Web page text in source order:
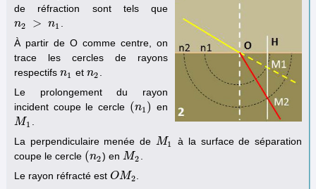
de réfraction sont tels que
n2 > n1
n2 > n
À partir de O comme centre, on
trace les cercles de rayons
respectifs n1
n1 etn2
n2
Le prolongement du rayon
incident coupe le cercle (n1 )
(n1)
en
M1
M1
La perpendiculaire menée de M1
M1
à la surface de séparation
coupe le cercle (n2
(n2 ) en M2
M2
Le rayon réfracté est OM2
OM2